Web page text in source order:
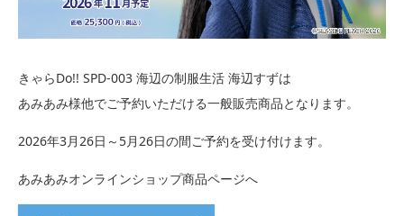
きゃらDo!! SPD-003 海辺の制服生活 海辺すずは
あみあみ様他でご予約いただける一般販売商品となります。
2026年3月26日～5月26日の間ご予約を受け付けます。
あみあみオンラインショップ商品ページへ